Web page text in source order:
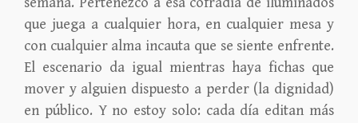
que juega a cualquier hora, en cualquier mesa y
con cualquier alma incauta que se siente enfrente.
El escenario da igual mientras haya fichas que
mover y alguien dispuesto a perder (la dignidad)
en público. Y no estoy solo: cada día editan más